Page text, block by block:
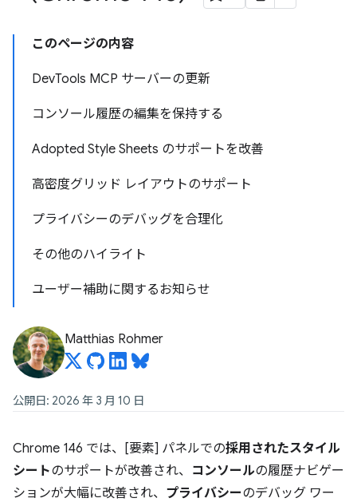
このページの内容
DevTools MCP サーバーの更新
コンソール履歴の編集を保持する
Adopted Style Sheets のサポートを改善
高密度グリッド レイアウトのサポート
プライバシーのデバッグを合理化
その他のハイライト
ユーザー補助に関するお知らせ
Matthias Rohmer
公開日: 2026 年 3 月 10 日
Chrome 146 では、[要素] パネルでの採用されたスタイル
シートのサポートが改善され、 コンソールの履歴ナビゲー
ションが大幅に改善され、 プライバシーのデバッグ ワー